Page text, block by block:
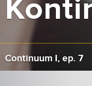
Continuum I, ep. 7